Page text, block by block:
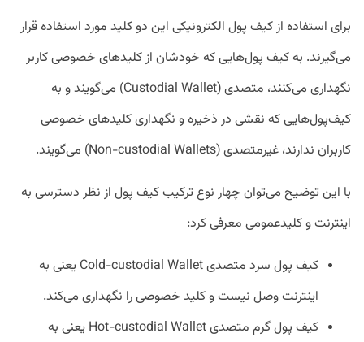
برای استفاده از کیف پول الکترونیکی این دو کلید مورد استفاده قرار
می‌گیرند. به کیف پول‌هایی که خودشان از کلیدهای خصوصی کاربر
نگهداری می‌کنند، متصدی (Custodial Wallet) می‌گویند و به
کیف‌پول‌هایی که نقشی در ذخیره و نگهداری کلیدهای خصوصی
کاربران ندارند، غیرمتصدی (Non-custodial Wallets) می‌گویند.
با این توضیح می‌توان چهار نوع ترکیب کیف پول از نظر دسترسی به
اینترنت و کلیدعمومی معرفی کرد:
کیف پول سرد متصدی Cold-custodial Wallet یعنی به
اینترنت وصل نیست و کلید خصوصی را نگهداری می‌کند.
کیف پول گرم متصدی Hot-custodial Wallet یعنی به